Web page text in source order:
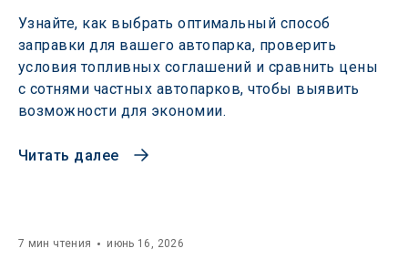
Узнайте, как выбрать оптимальный способ
заправки для вашего автопарка, проверить
условия топливных соглашений и сравнить цены
с сотнями частных автопарков, чтобы выявить
возможности для экономии.
Читать далее
7 мин чтения июнь 16, 2026